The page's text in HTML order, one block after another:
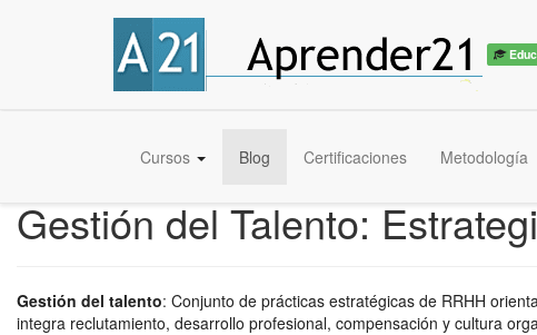
Cursos Blog Certificaciones Metodología
Gestión del Talento:
Gestión del talento: Conjunto de prácticas estratégicas de RRHH
integra reclutamiento, desarrollo profesional, compensación y cultura